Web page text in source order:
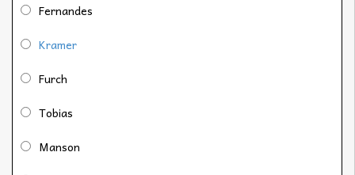
Fernandes
Kramer
Furch
Tobias
Manson